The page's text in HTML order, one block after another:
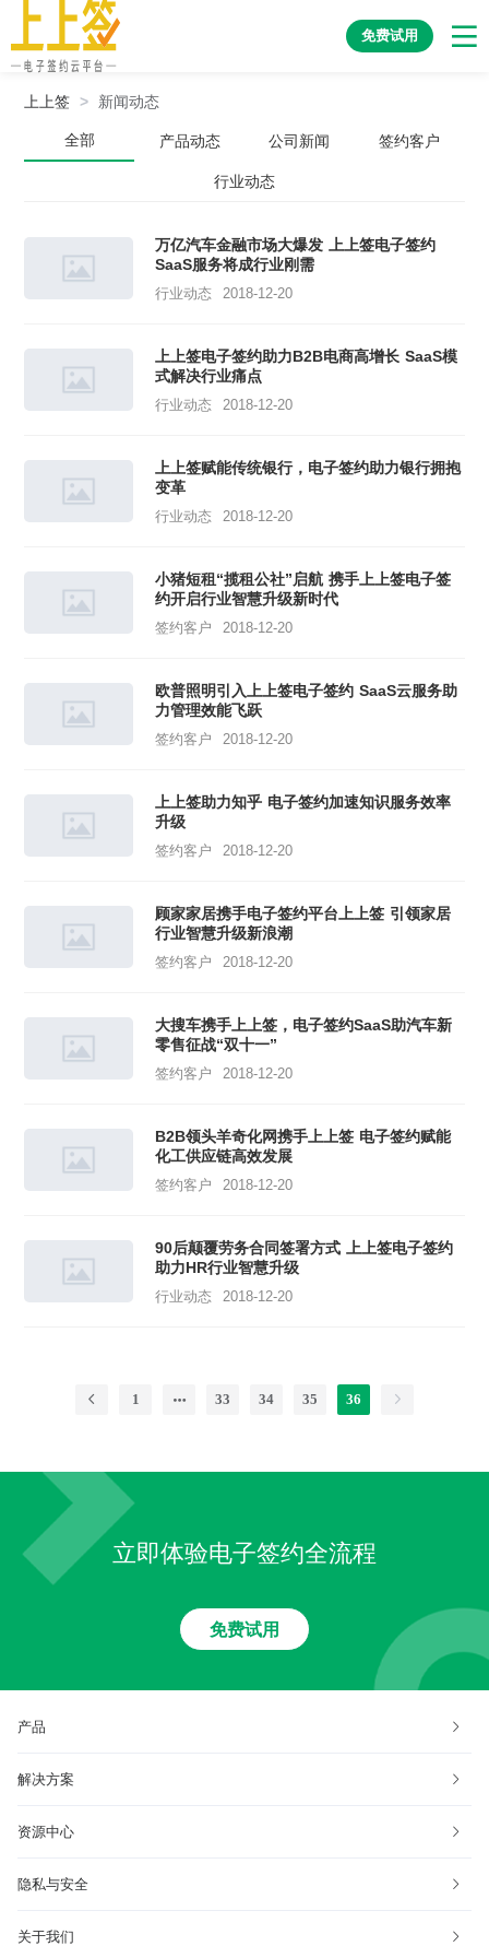
免费试用
上上签 > 新闻动态
全部 产品动态 公司新闻 签约客户
行业动态
万亿汽车金融市场大爆发 上上签电子签约
SaaS服务将成行业刚需
行业动态 2018-12-20
上上签电子签约助力B2B电商高增长 SaaS模
式解决行业痛点
行业动态 2018-12-20
上上签赋能传统银行，电子签约助力银行拥抱
变革
行业动态 2018-12-20
小猪短租“揽租公社”启航 携手上上签电子签
约开启行业智慧升级新时代
签约客户 2018-12-20
欧普照明引入上上签电子签约 SaaS云服务助
力管理效能飞跃
签约客户 2018-12-20
上上签助力知乎 电子签约加速知识服务效率
升级
签约客户 2018-12-20
顾家家居携手电子签约平台上上签 引领家居
行业智慧升级新浪潮
签约客户 2018-12-20
大搜车携手上上签，电子签约SaaS助汽车新
零售征战“双十一”
签约客户 2018-12-20
B2B领头羊奇化网携手上上签 电子签约赋能
化工供应链高效发展
签约客户 2018-12-20
90后颠覆劳务合同签署方式 上上签电子签约
助力HR行业智慧升级
行业动态 2018-12-20
1 33 34 35 36
立即体验电子签约全流程
免费试用
产品
解决方案
资源中心
隐私与安全
关于我们